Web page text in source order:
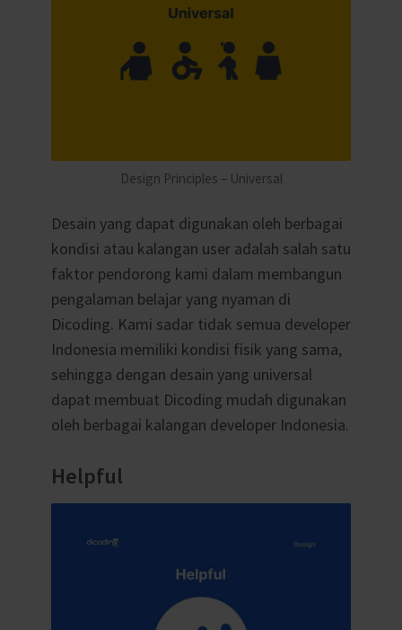
Design Principles – Universal
Desain yang dapat digunakan oleh berbagai
kondisi atau kalangan user adalah salah satu
faktor pendorong kami dalam membangun
pengalaman belajar yang nyaman di
Dicoding. Kami sadar tidak semua developer
Indonesia memiliki kondisi fisik yang sama,
sehingga dengan desain yang universal
dapat membuat Dicoding mudah digunakan
oleh berbagai kalangan developer Indonesia.
Helpful